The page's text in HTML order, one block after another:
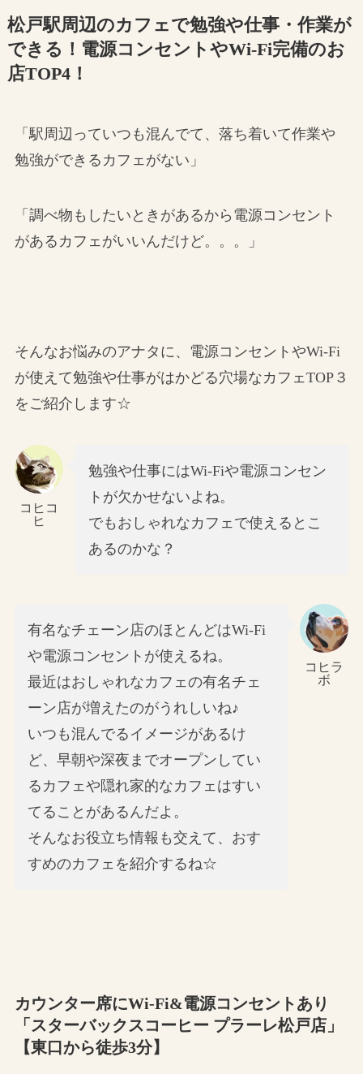
松戸駅周辺のカフェで勉強や仕事・作業が
できる！電源コンセントやWi-Fi完備のお
店TOP4！
「駅周辺っていつも混んでて、落ち着いて作業や
勉強ができるカフェがない」
「調べ物もしたいときがあるから電源コンセント
があるカフェがいいんだけど。。。」
そんなお悩みのアナタに、電源コンセントやWi-Fi
が使えて勉強や仕事がはかどる穴場なカフェTOP３
をご紹介します☆
コヒコ
ヒ
勉強や仕事にはWi-Fiや電源コンセン
トが欠かせないよね。
でもおしゃれなカフェで使えるとこ
あるのかな？
コヒラ
ボ
有名なチェーン店のほとんどはWi-Fi
や電源コンセントが使えるね。
最近はおしゃれなカフェの有名チェ
ーン店が増えたのがうれしいね♪
いつも混んでるイメージがあるけ
ど、早朝や深夜までオープンしてい
るカフェや隠れ家的なカフェはすい
てることがあるんだよ。
そんなお役立ち情報も交えて、おす
すめのカフェを紹介するね☆
カウンター席にWi-Fi&電源コンセントあり
「スターバックスコーヒー プラーレ松戸店」
【東口から徒歩3分】